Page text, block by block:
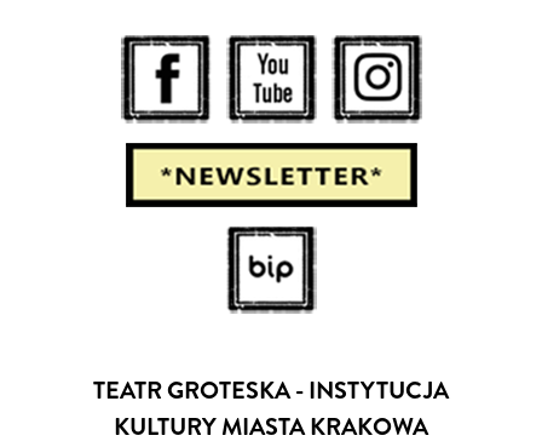
TEATR GROTESKA - INSTYTUCJA
KULTURY MIASTA KRAKOWA